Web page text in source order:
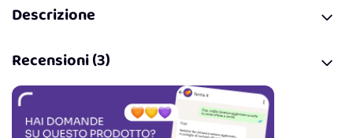
Descrizione
Recensioni (3)